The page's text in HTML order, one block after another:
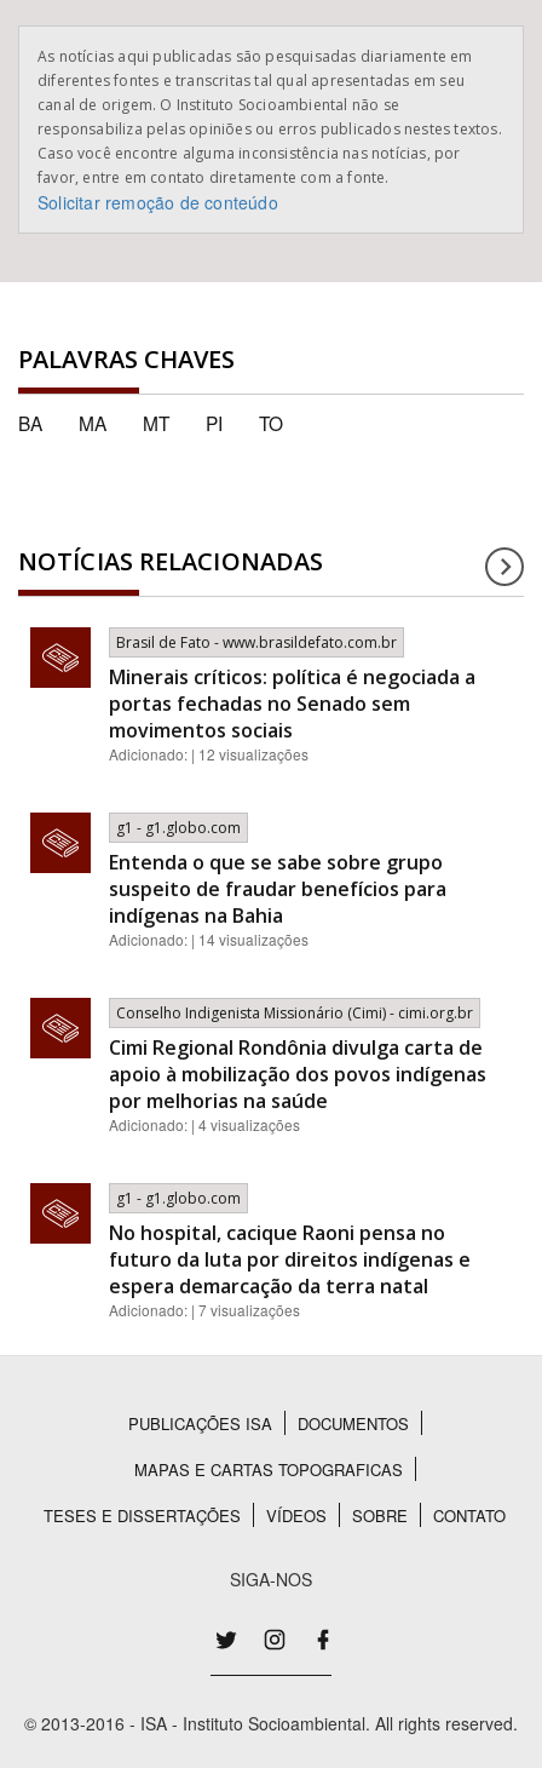
As notícias aqui publicadas são pesquisadas diariamente em
diferentes fontes e transcritas tal qual apresentadas em seu
canal de origem. O Instituto Socioambiental não se
responsabiliza pelas opiniões ou erros publicados nestes textos.
Caso você encontre alguma inconsistência nas notícias, por
favor, entre em contato diretamente com a fonte.
Solicitar remoção de conteúdo
PALAVRAS CHAVES
BA MA MT PI TO
NOTÍCIAS RELACIONADAS
Brasil de Fato - www.brasildefato.com.br
Minerais críticos: política é negociada a
portas fechadas no Senado sem
movimentos sociais
Adicionado: | 12 visualizações
g1 - g1.globo.com
Entenda o que se sabe sobre grupo
suspeito de fraudar benefícios para
indígenas na Bahia
Adicionado: | 14 visualizações
Conselho Indigenista Missionário (Cimi) - cimi.org.br
Cimi Regional Rondônia divulga carta de
apoio à mobilização dos povos indígenas
por melhorias na saúde
Adicionado: | 4 visualizações
g1 - g1.globo.com
No hospital, cacique Raoni pensa no
futuro da luta por direitos indígenas e
espera demarcação da terra natal
Adicionado: | 7 visualizações
Rodapé
PUBLICAÇÕES ISA
DOCUMENTOS
MAPAS E CARTAS TOPOGRAFICAS
TESES E DISSERTAÇÕES
VÍDEOS SOBRE CONTATO
SIGA-NOS
© 2013-2016 - ISA - Instituto Socioambiental. All rights reserved.